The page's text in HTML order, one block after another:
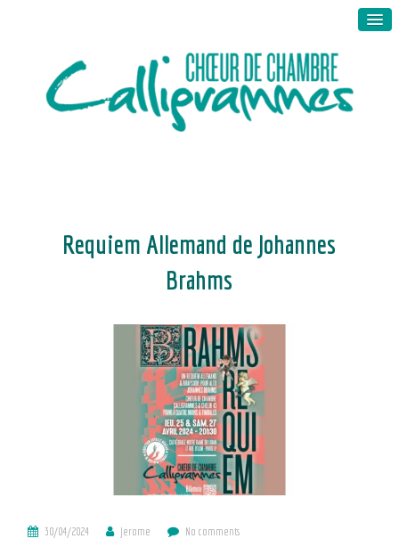
Requiem Allemand de Johannes
Brahms
30/04/2024 Jerome No comments